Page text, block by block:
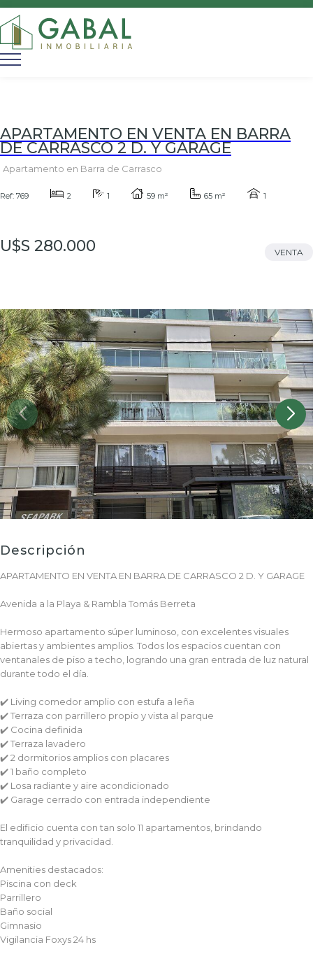
APARTAMENTO EN VENTA EN BARRA
DE CARRASCO 2 D. Y GARAGE
Apartamento en Barra de Carrasco
Ref: 769 2 1 59 m² 65 m² 1
U$S 280.000 VENTA
Descripción
APARTAMENTO EN VENTA EN BARRA DE CARRASCO 2 D. Y GARAGE
Avenida a la Playa & Rambla Tomás Berreta
Hermoso apartamento súper luminoso, con excelentes visuales
abiertas y ambientes amplios. Todos los espacios cuentan con
ventanales de piso a techo, logrando una gran entrada de luz natural
durante todo el día.
✔️ Living comedor amplio con estufa a leña
✔️ Terraza con parrillero propio y vista al parque
✔️ Cocina definida
✔️ Terraza lavadero
✔️ 2 dormitorios amplios con placares
✔️ 1 baño completo
✔️ Losa radiante y aire acondicionado
✔️ Garage cerrado con entrada independiente
El edificio cuenta con tan solo 11 apartamentos, brindando
tranquilidad y privacidad.
Amenities destacados:
Piscina con deck
Parrillero
Baño social
Gimnasio
Vigilancia Foxys 24 hs